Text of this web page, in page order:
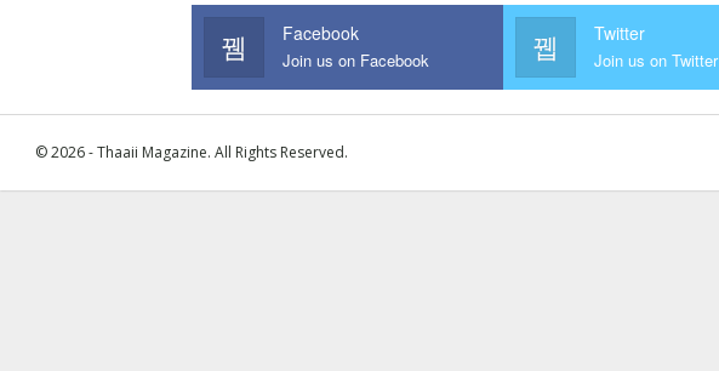
Facebook
Join us on Facebook
Twitter
Join us on Twitter
© 2026 - Thaaii Magazine. All Rights Reserved.